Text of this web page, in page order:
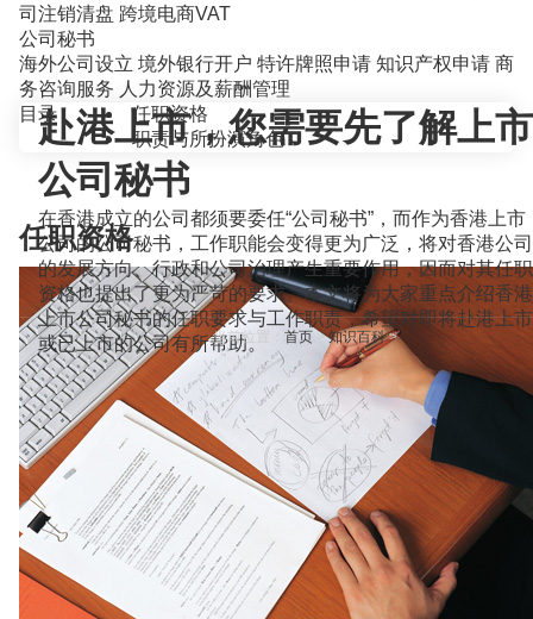
司注销清盘 跨境电商VAT
公司秘书
海外公司设立 境外银行开户 特许牌照申请 知识产权申请 商
务咨询服务 人力资源及薪酬管理
当前位置： 首页>知识百科>
赴港上市，您需要先了解上市
公司秘书
在香港成立的公司都须要委任“公司秘书”，而作为香港上市
公司的公司秘书，工作职能会变得更为广泛，将对香港公司
的发展方向、行政和公司治理产生重要作用，因而对其任职
资格也提出了更为严苛的要求。本文将为大家重点介绍香港
上市公司秘书的任职要求与工作职责，希望对即将赴港上市
或已上市的公司有所帮助。
目录
任职资格
职责与所扮演角色
任职资格